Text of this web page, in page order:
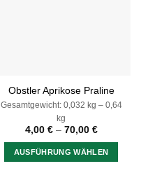
Obstler Aprikose Praline
Gesamtgewicht: 0,032 kg – 0,64
kg
4,00 €– 70,00 €
AUSFÜHRUNG WÄHLEN